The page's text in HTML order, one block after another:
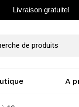
Livraison gratuite!
A